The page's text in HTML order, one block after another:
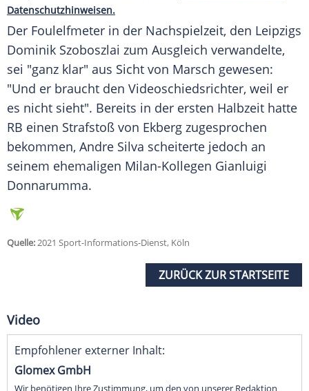
Datenschutzhinweisen.
Der Foulelfmeter in der Nachspielzeit, den Leipzigs
Dominik Szoboszlai zum Ausgleich verwandelte,
sei "ganz klar" aus Sicht von Marsch gewesen:
"Und er braucht den Videoschiedsrichter, weil er
es nicht sieht". Bereits in der ersten Halbzeit hatte
RB einen Strafstoß von Ekberg zugesprochen
bekommen, Andre Silva scheiterte jedoch an
seinem ehemaligen Milan-Kollegen Gianluigi
Donnarumma.
Quelle:2021 Sport-Informations-Dienst, Köln
ZURÜCK ZUR STARTSEITE
Video
Empfohlener externer Inhalt:
Glomex GmbH
Wir benötigen Ihre Zustimmung, um den von unserer Redaktion